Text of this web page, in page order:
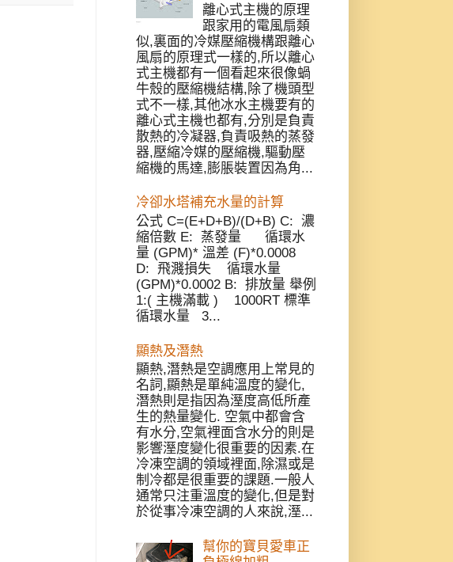
離心式主機的原理
跟家用的電風扇類
似,裏面的冷媒壓縮機構跟離心
風扇的原理式一樣的,所以離心
式主機都有一個看起來很像蝸
牛殼的壓縮機結構,除了機頭型
式不一樣,其他冰水主機要有的
離心式主機也都有,分別是負責
散熱的冷凝器,負責吸熱的蒸發
器,壓縮冷媒的壓縮機,驅動壓
縮機的馬達,膨脹裝置因為角...
冷卻水塔補充水量的計算
公式 C=(E+D+B)/(D+B) C: 濃
縮倍數 E: 蒸發量 循環水
量 (GPM)* 溫差 (F)*0.0008
D: 飛濺損失 循環水量
(GPM)*0.0002 B: 排放量 舉例
1:( 主機滿載 ) 1000RT 標準
循環水量 3...
顯熱及潛熱
顯熱,潛熱是空調應用上常見的
名詞,顯熱是單純溫度的變化,
潛熱則是指因為溼度高低所產
生的熱量變化. 空氣中都會含
有水分,空氣裡面含水分的則是
影響溼度變化很重要的因素.在
冷凍空調的領域裡面,除濕或是
制冷都是很重要的課題.一般人
通常只注重溫度的變化,但是對
於從事冷凍空調的人來說,溼...
幫你的寶貝愛車正